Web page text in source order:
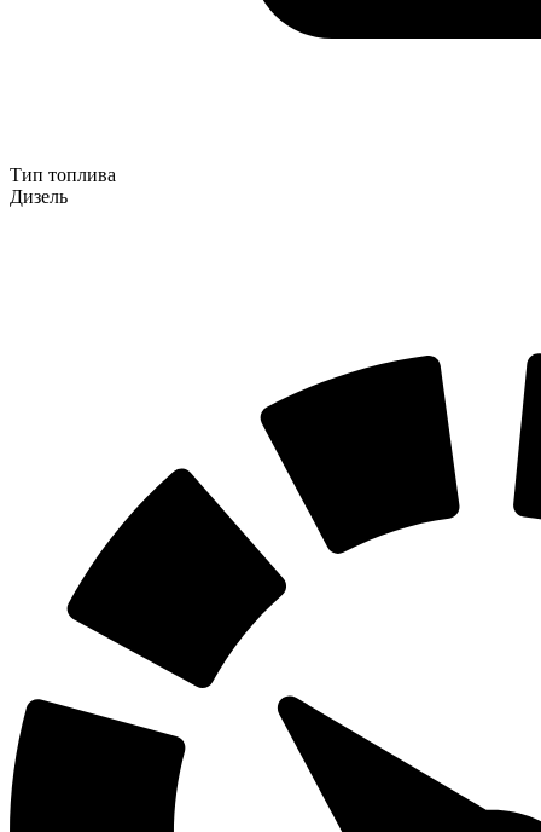
Тип топлива
Дизель